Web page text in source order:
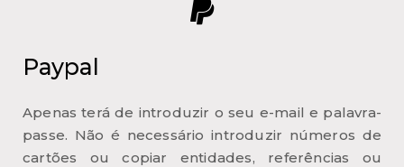
Paypal
Apenas terá de introduzir o seu e-mail e palavra-
passe. Não é necessário introduzir números de
cartões ou copiar entidades, referências ou